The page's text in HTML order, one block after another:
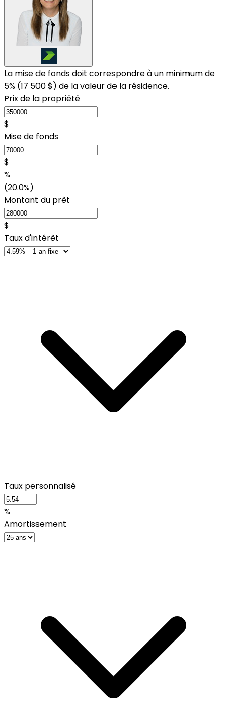
La mise de fonds doit correspondre à un minimum de
5% (17 500 $) de la valeur de la résidence.
Prix de la propriété
$
Mise de fonds
$
%
(20.0%)
Montant du prêt
$
Taux d'intérêt
Taux personnalisé
%
Amortissement